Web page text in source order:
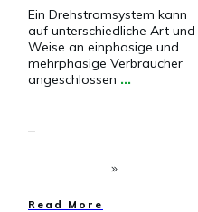
Ein Drehstromsystem kann
auf unterschiedliche Art und
Weise an einphasige und
mehrphasige Verbraucher
angeschlossen ...
​Read More